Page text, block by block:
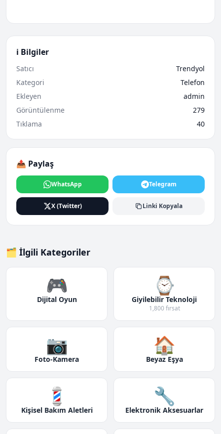
ℹ️ Bilgiler
Satıcı
Trendyol
Kategori
Telefon
Ekleyen
admin
Görüntülenme
279
Tıklama
40
📤 Paylaş
WhatsApp Telegram
X (Twitter) Linki Kopyala
🗂️ İlgili Kategoriler
🎮
Dijital Oyun
⌚
Giyilebilir Teknoloji
1,800 fırsat
📷
Foto-Kamera
🏠
Beyaz Eşya
💈
Kişisel Bakım Aletleri
🔧
Elektronik Aksesuarlar